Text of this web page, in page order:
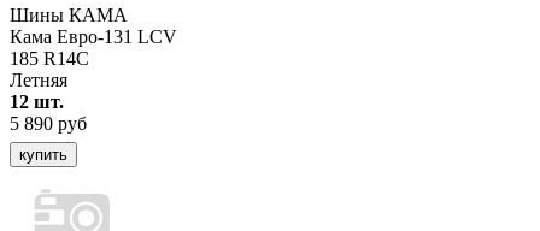
Шины КАМА
Кама Евро-131 LCV
185 R14C
Летняя
12 шт.
5 890 руб
купить